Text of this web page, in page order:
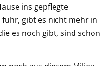
ins gepflegte
fuhr, gibt es nicht mehr in
es noch gibt, sind schon